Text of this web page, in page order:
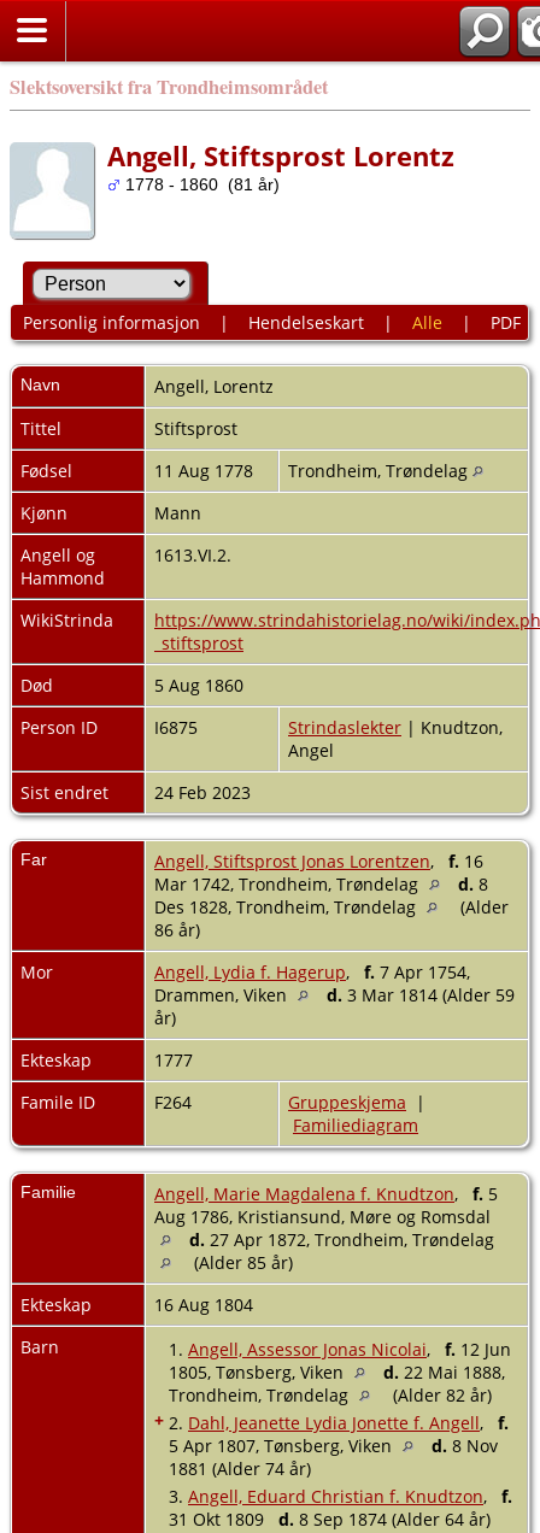
Slektsoversikt fra Trondheimsområdet
Angell, Stiftsprost Lorentz
1778 - 1860 (81 år)
Personlig informasjon | Hendelseskart| Alle | PDF
Navn Angell, Lorentz
Tittel
Stiftsprost
Fødsel
11 Aug 1778
Trondheim, Trøndelag
Kjønn
Mann
Angell og
Hammond
1613.VI.2.
WikiStrinda
https://www.strindahistorielag.no/wiki/
_stiftsprost
Død
5 Aug 1860
Person ID
I6875 Strindaslekter | Knudtzon,
Angel
Sist endret
24 Feb 2023
Far Angell, Stiftsprost Jonas Lorentzen, f. 16
Mar 1742, Trondheim, Trøndelag
d. 8
Des 1828, Trondheim, Trøndelag
(Alder
86 år)
Mor
Angell, Lydia f. Hagerup, f. 7 Apr 1754,
Drammen, Viken
d. 3 Mar 1814 (Alder 59
år)
Ekteskap
1777
Famile ID
F264 Gruppeskjema |
Familiediagram
Familie Angell, Marie Magdalena f. Knudtzon, f. 5
Aug 1786, Kristiansund, Møre og Romsdal
d. 27 Apr 1872, Trondheim, Trøndelag
(Alder 85 år)
Ekteskap
16 Aug 1804
Barn
1. Angell, Assessor Jonas Nicolai, f. 12 Jun
1805, Tønsberg, Viken
d. 22 Mai 1888,
Trondheim, Trøndelag
(Alder 82 år)
+ 2. Dahl, Jeanette Lydia Jonette f. Angell, f.
5 Apr 1807, Tønsberg, Viken
d. 8 Nov
1881 (Alder 74 år)
3. Angell, Eduard Christian f. Knudtzon, f.
31 Okt 1809 d. 8 Sep 1874 (Alder 64 år)